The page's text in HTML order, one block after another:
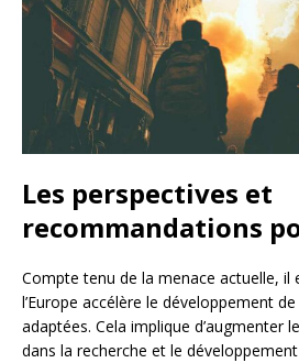
Les perspectives et
recommandations
Compte tenu de la menace actuelle, il
l’Europe accélère le développement
adaptées. Cela implique d’augmenter
dans la recherche et le